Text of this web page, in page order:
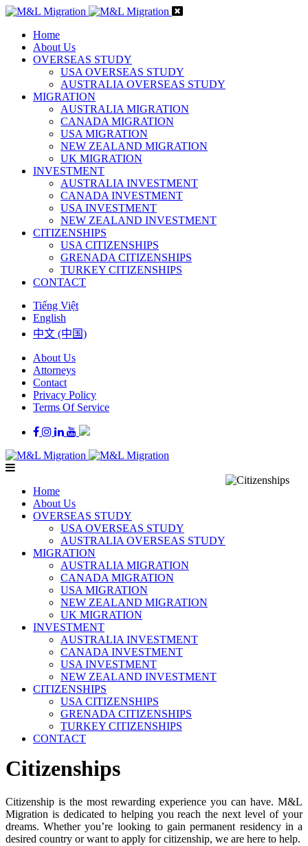
Home
About Us
OVERSEAS STUDY
USA OVERSEAS STUDY
AUSTRALIA OVERSEAS STUDY
MIGRATION
AUSTRALIA MIGRATION
CANADA MIGRATION
USA MIGRATION
NEW ZEALAND MIGRATION
UK MIGRATION
INVESTMENT
AUSTRALIA INVESTMENT
CANADA INVESTMENT
USA INVESTMENT
NEW ZEALAND INVESTMENT
CITIZENSHIPS
USA CITIZENSHIPS
GRENADA CITIZENSHIPS
TURKEY CITIZENSHIPS
CONTACT
Tiếng Việt
English
中文 (中国)
About Us
Attorneys
Contact
Privacy Policy
Terms Of Service
Home
About Us
OVERSEAS STUDY
USA OVERSEAS STUDY
AUSTRALIA OVERSEAS STUDY
MIGRATION
AUSTRALIA MIGRATION
CANADA MIGRATION
USA MIGRATION
NEW ZEALAND MIGRATION
UK MIGRATION
INVESTMENT
AUSTRALIA INVESTMENT
CANADA INVESTMENT
USA INVESTMENT
NEW ZEALAND INVESTMENT
CITIZENSHIPS
USA CITIZENSHIPS
GRENADA CITIZENSHIPS
TURKEY CITIZENSHIPS
CONTACT
Citizenships
Citizenship is the most rewarding experience you can have. M&L
Migration is dedicated to helping you reach the next level of your
dreams. Whether you’re looking to gain permanent residency in a
desired country or want to apply for citizenship, we are here to help.